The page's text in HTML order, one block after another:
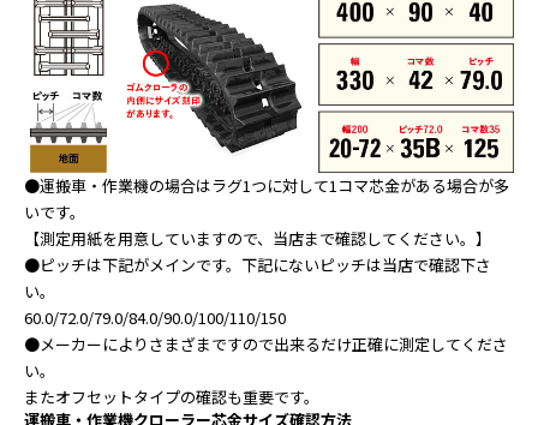
●運搬車・作業機の場合はラグ1つに対して1コマ芯金がある場合が多
いです。
【測定用紙を用意していますので、当店まで確認してください。】
●ピッチは下記がメインです。下記にないピッチは当店で確認下さ
い。
60.0/72.0/79.0/84.0/90.0/100/110/150
●メーカーによりさまざまですので出来るだけ正確に測定してくださ
い。
またオフセットタイプの確認も重要です。
運搬車・作業機クローラー芯金サイズ確認方法